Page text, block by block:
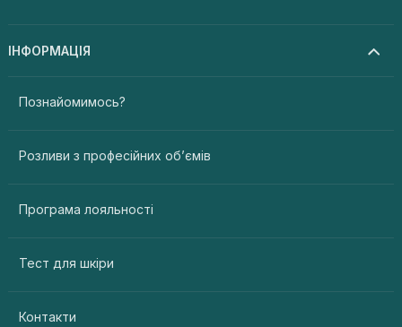
ІНФОРМАЦІЯ
Познайомимось?
Розливи з професійних об’ємів
Програма лояльності
Тест для шкіри
Контакти